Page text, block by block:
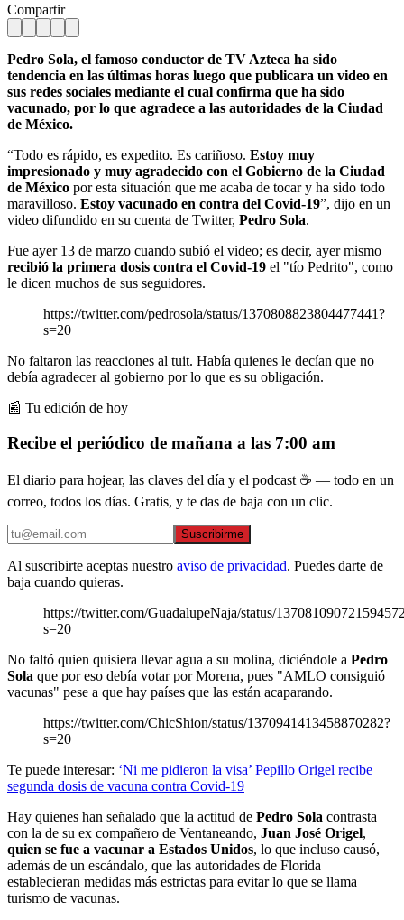
Compartir
Pedro Sola, el famoso conductor de TV Azteca ha sido
tendencia en las últimas horas luego que publicara un video en
sus redes sociales mediante el cual confirma que ha sido
vacunado, por lo que agradece a las autoridades de la Ciudad
de México.
“Todo es rápido, es expedito. Es cariñoso. Estoy muy
impresionado y muy agradecido con el Gobierno de la Ciudad
de México por esta situación que me acaba de tocar y ha sido todo
maravilloso. Estoy vacunado en contra del Covid-19”, dijo en un
video difundido en su cuenta de Twitter, Pedro Sola.
Fue ayer 13 de marzo cuando subió el video; es decir, ayer mismo
recibió la primera dosis contra el Covid-19 el "tío Pedrito", como
le dicen muchos de sus seguidores.
https://twitter.com/pedrosola/status/1370808823804477441?
s=20
No faltaron las reacciones al tuit. Había quienes le decían que no
debía agradecer al gobierno por lo que es su obligación.
📰 Tu edición de hoy
Recibe el periódico de mañana a las 7:00 am
El diario para hojear, las claves del día y el podcast ☕ — todo en un
correo, todos los días. Gratis, y te das de baja con un clic.
Suscribirme
Al suscribirte aceptas nuestro aviso de privacidad. Puedes darte de
baja cuando quieras.
https://twitter.com/GuadalupeNaja/status/
s=20
No faltó quien quisiera llevar agua a su molina, diciéndole a Pedro
Sola que por eso debía votar por Morena, pues "AMLO consiguió
vacunas" pese a que hay países que las están acaparando.
https://twitter.com/ChicShion/status/1370941413458870282?
s=20
Te puede interesar: ‘Ni me pidieron la visa’ Pepillo Origel recibe
segunda dosis de vacuna contra Covid-19
Hay quienes han señalado que la actitud de Pedro Sola contrasta
con la de su ex compañero de Ventaneando, Juan José Origel,
quien se fue a vacunar a Estados Unidos, lo que incluso causó,
además de un escándalo, que las autoridades de Florida
establecieran medidas más estrictas para evitar lo que se llama
turismo de vacunas.